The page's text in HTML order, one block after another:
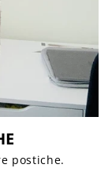
postiche.